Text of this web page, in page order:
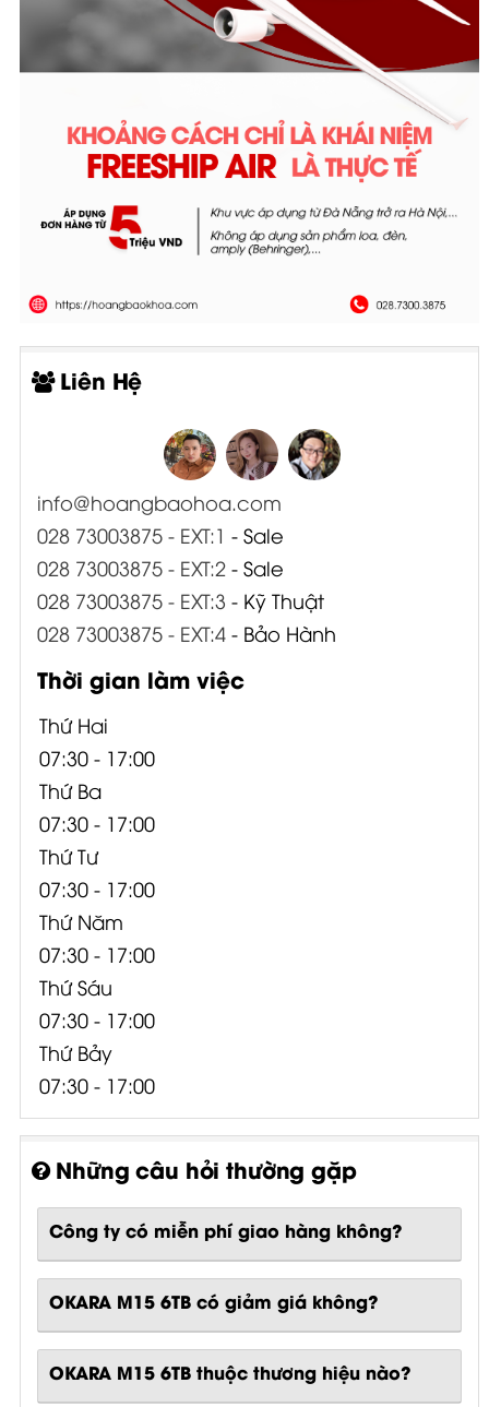
Liên Hệ
info@hoangbaohoa.com
028 73003875 - EXT:1 - Sale
028 73003875 - EXT:2- Sale
028 73003875 - EXT:3 - Kỹ Thuật
028 73003875 - EXT:4- Bảo Hành
Thời gian làm việc
Thứ Hai
07:30 - 17:00
Thứ Ba
07:30 - 17:00
Thứ Tư
07:30 - 17:00
Thứ Năm
07:30 - 17:00
Thứ Sáu
07:30 - 17:00
Thứ Bảy
07:30 - 17:00
Những câu hỏi thường gặp
Công ty có miễn phí giao hàng không?
OKARA M15 6TB có giảm giá không?
OKARA M15 6TB thuộc thương hiệu nào?